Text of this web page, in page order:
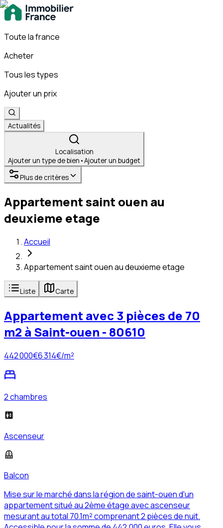
Toute la france
Acheter
Tous les types
Ajouter un prix
Actualités
Localisation
Ajouter un type de bien •Ajouter un budget
Plus de critères
Appartement saint ouen au
deuxieme etage
Accueil
Appartement saint ouen au deuxieme etage
Liste Carte
Appartement avec 3 pièces de 70
m2 à Saint-ouen - 80610
442 000€6 314€/m²
2 chambres
Ascenseur
Balcon
Mise sur le marché dans la région de saint-ouen d'un
appartement situé au 2ème étage avec ascenseur
mesurant au total 70.1m² comprenant 2 pièces de nuit.